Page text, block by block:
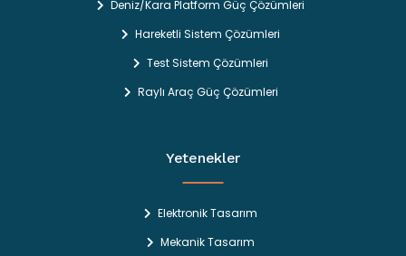
Deniz/Kara Platform Güç Çözümleri
Hareketli Sistem Çözümleri
Test Sistem Çözümleri
Raylı Araç Güç Çözümleri
Yetenekler
Elektronik Tasarım
Mekanik Tasarım